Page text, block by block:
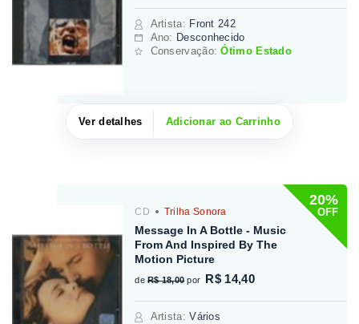
Artista: Front 242
Ano: Desconhecido
Conservação:Ótimo Estado
Ver detalhes Adicionar ao Carrinho
20%
OFF
CD Trilha Sonora
Message In A Bottle - Music
From And Inspired By The
Motion Picture
de R$ 18,00 por R$ 14,40
Artista:Vários